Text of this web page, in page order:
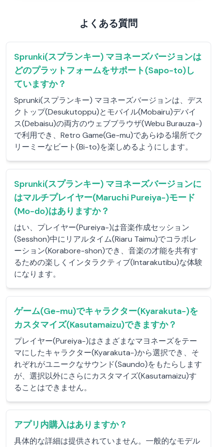
よくある質問
Sprunki(スプランキー) マヨネーズバージョンは
どのプラットフォームをサポート(Sapo-to)し
ていますか？
Sprunki(スプランキー) マヨネーズバージョンは、デス
クトップ(Desukutoppu)とモバイル(Mobairu)デバイ
ス(Debaisu)の両方のウェブブラウザ(Webu Burauza-)
で利用でき、Retro Game(Ge-mu)であらゆる場所でク
リーミーなビート(Bi-to)を楽しめるようにします。
Sprunki(スプランキー) マヨネーズバージョンに
はマルチプレイヤー(Maruchi Pureiya-)モード
(Mo-do)はありますか？
はい、プレイヤー(Pureiya-)は音楽作成セッション
(Sesshon)中にリアルタイム(Riaru Taimu)でコラボレ
ーション(Korabore-shon)でき、音楽の才能を共有す
るための楽しくインタラクティブ(Intarakutibu)な体験
になります。
ゲーム(Ge-mu)でキャラクター(Kyarakuta-)を
カスタマイズ(Kasutamaizu)できますか？
プレイヤー(Pureiya-)はさまざまなマヨネーズをテー
マにしたキャラクター(Kyarakuta-)から選択でき、そ
れぞれがユニークなサウンド(Saundo)をもたらします
が、選択以外にさらにカスタマイズ(Kasutamaizu)す
ることはできません。
アプリ内購入はありますか？
具体的な詳細は提供されていません。一般的なモデル